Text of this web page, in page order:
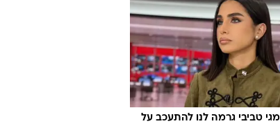
טביבי גרמה לנו להתעכב על